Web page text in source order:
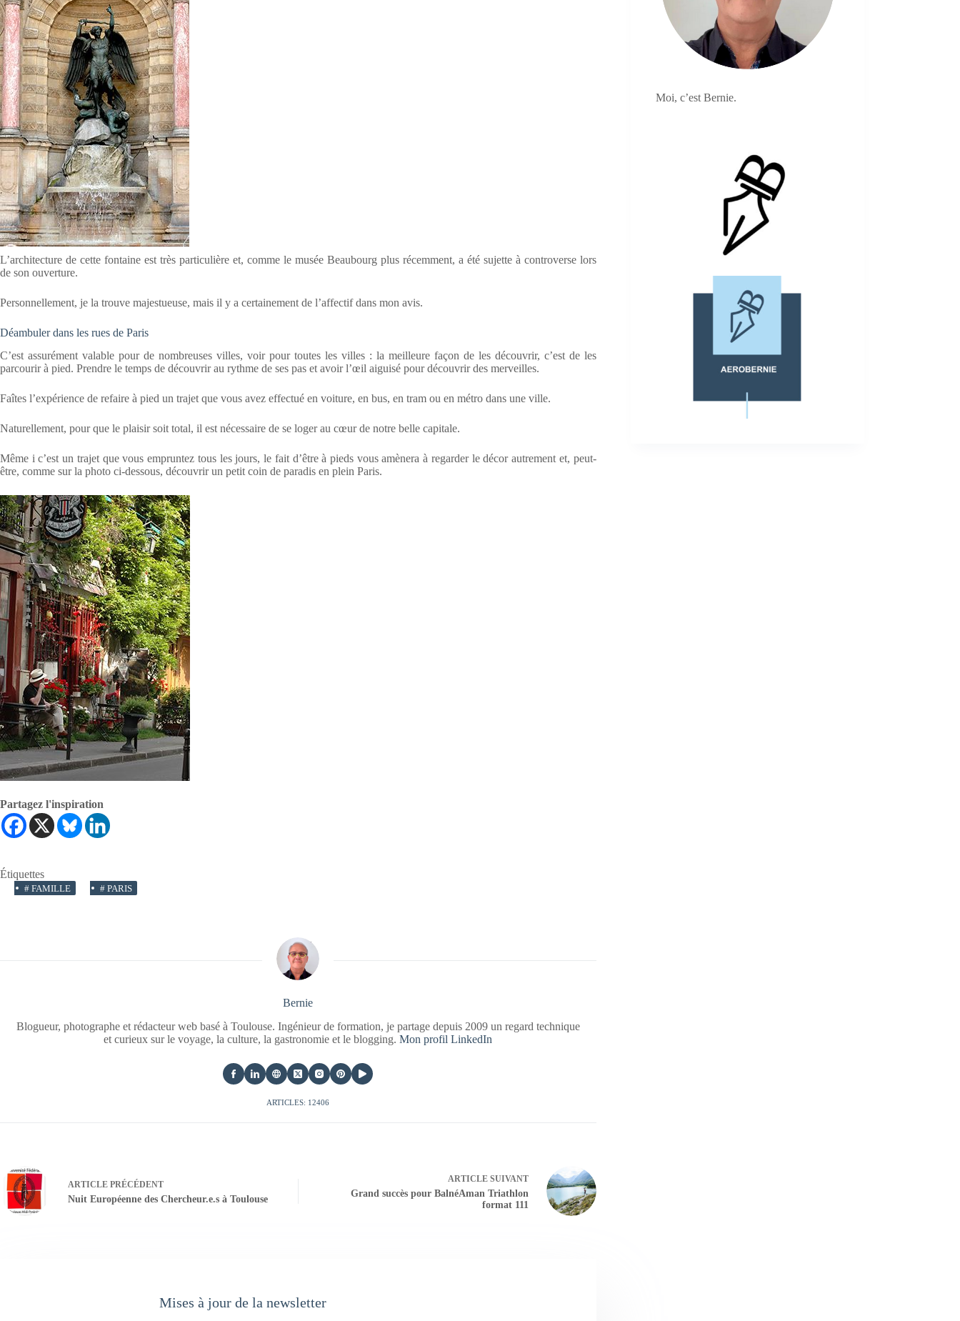
L’architecture de cette fontaine est très particulière et, comme le musée Beaubourg plus récemment, a été sujette à controverse lors
de son ouverture.
Personnellement, je la trouve majestueuse, mais il y a certainement de l’affectif dans mon avis.
Déambuler dans les rues de Paris
C’est assurément valable pour de nombreuses villes, voir pour toutes les villes : la meilleure façon de les découvrir, c’est de les
parcourir à pied. Prendre le temps de découvrir au rythme de ses pas et avoir l’œil aiguisé pour découvrir des merveilles.
Faîtes l’expérience de refaire à pied un trajet que vous avez effectué en voiture, en bus, en tram ou en métro dans une ville.
Naturellement, pour que le plaisir soit total, il est nécessaire de se loger au cœur de notre belle capitale.
Même i c’est un trajet que vous empruntez tous les jours, le fait d’être à pieds vous amènera à regarder le décor autrement et, peut-
être, comme sur la photo ci-dessous, découvrir un petit coin de paradis en plein Paris.
Partagez l'inspiration
Étiquettes
# FAMILLE # PARIS
Bernie
Blogueur, photographe et rédacteur web basé à Toulouse. Ingénieur de formation, je partage depuis 2009 un regard technique
et curieux sur le voyage, la culture, la gastronomie et le blogging.Mon profil LinkedIn
ARTICLES: 12406
ARTICLE PRÉCÉDENT
Nuit Européenne des Chercheur.e.s à Toulouse
ARTICLESUIVANT
Grand succès pour BalnéAman Triathlon
format 111
Mises à jour de la newsletter
Moi, c’est Bernie.